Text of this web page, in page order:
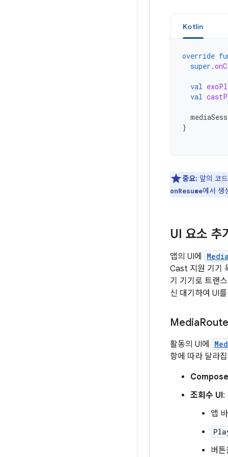
Kotlin
override
super .
val
val
}
중요: 앞의 코
onResume에서 생
UI 요소 추
앱의 UI에
Cast 지원 기기
기 기기로 트랜
신 대기하여 UI
MediaRoute
활동의 UI에
항에 따라 달라
조회수 UI:
앱
버튼